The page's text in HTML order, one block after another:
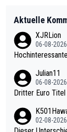
Aktuelle
XJRLion
06-08-2026
Julian11
06-08-2026
Dritter Euro
02-08-2026